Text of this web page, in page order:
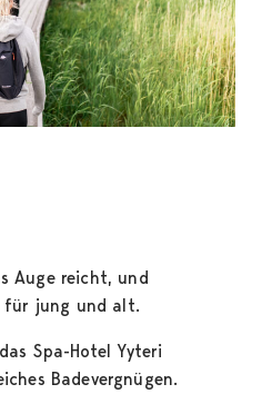
Auge reicht, und
für jung und alt.
Spa-Hotel Yyteri
Badevergnügen.